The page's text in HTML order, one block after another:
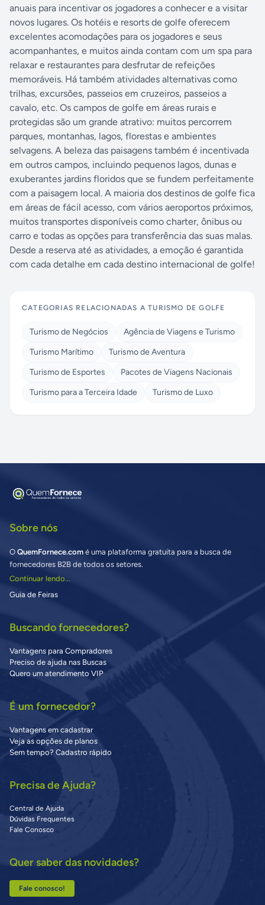
anuais para incentivar os jogadores a conhecer e a visitar
novos lugares. Os hotéis e resorts de golfe oferecem
excelentes acomodações para os jogadores e seus
acompanhantes, e muitos ainda contam com um spa para
relaxar e restaurantes para desfrutar de refeições
memoráveis. Há também atividades alternativas como
trilhas, excursões, passeios em cruzeiros, passeios a
cavalo, etc. Os campos de golfe em áreas rurais e
protegidas são um grande atrativo: muitos percorrem
parques, montanhas, lagos, florestas e ambientes
selvagens. A beleza das paisagens também é incentivada
em outros campos, incluindo pequenos lagos, dunas e
exuberantes jardins floridos que se fundem perfeitamente
com a paisagem local. A maioria dos destinos de golfe fica
em áreas de fácil acesso, com vários aeroportos próximos,
muitos transportes disponíveis como charter, ônibus ou
carro e todas as opções para transferência das suas malas.
Desde a reserva até as atividades, a emoção é garantida
com cada detalhe em cada destino internacional de golfe!
CATEGORIAS RELACIONADAS ATURISMO DE GOLFE
Turismo de Negócios
Agência de Viagens e Turismo
Turismo Marítimo
Turismo de Aventura
Turismo de Esportes
Pacotes de Viagens Nacionais
Turismo para a Terceira Idade
Turismo de Luxo
Sobre nós
O QuemFornece.com é uma plataforma gratuita para a busca de
fornecedores B2B de todos os setores.
Continuar lendo...
Guia de Feiras
Buscando fornecedores?
Vantagens para Compradores
Preciso de ajuda nas Buscas
Quero um atendimento VIP
É um fornecedor?
Vantagens em cadastrar
Veja as opções de planos
Sem tempo? Cadastro rápido
Precisa de Ajuda?
Central de Ajuda
Dúvidas Frequentes
Fale Conosco
Quer saber das novidades?
Fale conosco!